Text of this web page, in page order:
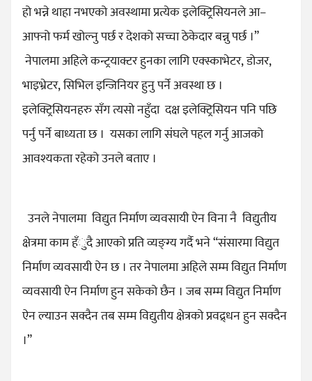
हो भन्ने थाहा नभएको अवस्थामा प्रत्येक इलेक्ट्रिसियनले आ–
आफ्नो फर्म खोल्नु पर्छ र देशको सच्चा ठेकेदार बन्नु पर्छ ।”
नेपालमा अहिले कन्ट्रयाक्टर हुनका लागि एक्स्काभेटर, डोजर,
भाइभ्रेटर, सिभिल इन्जिनियर हुनु पर्ने अवस्था छ ।
इलेक्ट्रिसियनहरु सँग त्यसो नहुँदा दक्ष इलेक्ट्रिसियन पनि पछि
पर्नु पर्ने बाध्यता छ । यसका लागि संघले पहल गर्नु आजको
आवश्यकता रहेको उनले बताए ।
उनले नेपालमा विद्युत निर्माण व्यवसायी ऐन विना नै विद्युतीय
क्षेत्रमा काम हँुदै आएको प्रति व्यङ्ग्य गर्दै भने “संसारमा विद्युत
निर्माण व्यवसायी ऐन छ । तर नेपालमा अहिले सम्म विद्युत निर्माण
व्यवसायी ऐन निर्माण हुन सकेको छैन । जब सम्म विद्युत निर्माण
ऐन ल्याउन सक्दैन तब सम्म विद्युतीय क्षेत्रको प्रवद्र्धन हुन सक्दैन
।”